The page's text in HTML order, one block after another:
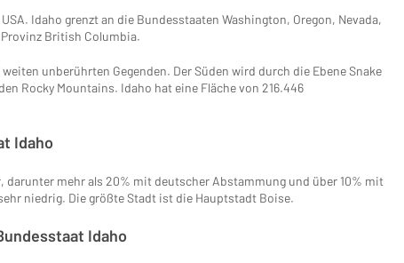
Idaho grenzt an die Bundesstaaten Washington, Oregon, Nevada,
British Columbia.
unberührten Gegenden. Der Süden wird durch die Ebene Snake
Rocky Mountains. Idaho hat eine Fläche von 216.446
Idaho
darunter mehr als 20% mit deutscher Abstammung und über 10% mit
niedrig. Die größte Stadt ist die Hauptstadt Boise.
Idaho